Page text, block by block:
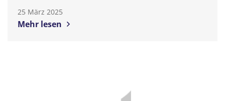
25 März 2025
Mehr lesen